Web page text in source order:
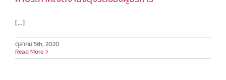
[...]
ตุลาคม 5th, 2020
Read More